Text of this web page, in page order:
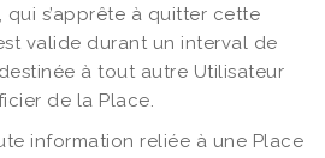
s’apprête à quitter cette
valide durant un interval de
à tout autre Utilisateur
de la Place.
information reliée à une Place